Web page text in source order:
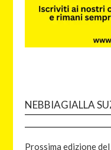
NEBBIAGIALLA
Prossima edizione